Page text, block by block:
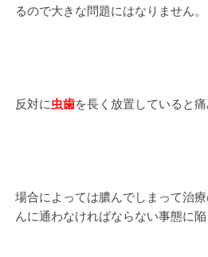
るので大きな問題にはなりません。
反対に虫歯を長く放置していると痛
場合によっては膿んでしまって治
んに通わなければならない事態に陥